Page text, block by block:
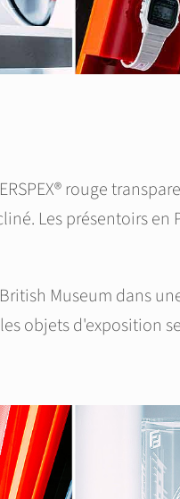
rouge
Les présentoirs en
Museum dans
objets d'exposition